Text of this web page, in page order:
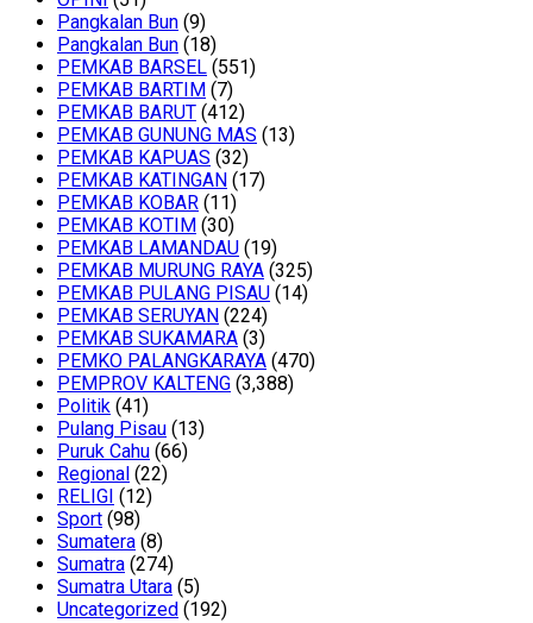
Pangkalan Bun (9)
Pangkalan Bun (18)
PEMKAB BARSEL (551)
PEMKAB BARTIM (7)
PEMKAB BARUT (412)
PEMKAB GUNUNG MAS (13)
PEMKAB KAPUAS (32)
PEMKAB KATINGAN (17)
PEMKAB KOBAR (11)
PEMKAB KOTIM (30)
PEMKAB LAMANDAU (19)
PEMKAB MURUNG RAYA (325)
PEMKAB PULANG PISAU (14)
PEMKAB SERUYAN (224)
PEMKAB SUKAMARA (3)
PEMKO PALANGKARAYA (470)
PEMPROV KALTENG (3,388)
Politik (41)
Pulang Pisau (13)
Puruk Cahu (66)
Regional (22)
RELIGI (12)
Sport (98)
Sumatera (8)
Sumatra (274)
Sumatra Utara (5)
Uncategorized (192)